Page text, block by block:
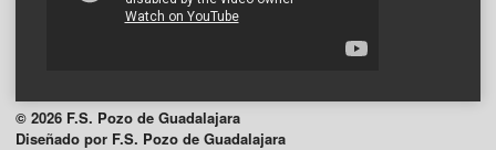
© 2026 F.S. Pozo de Guadalajara
Diseñado por F.S. Pozo de Guadalajara